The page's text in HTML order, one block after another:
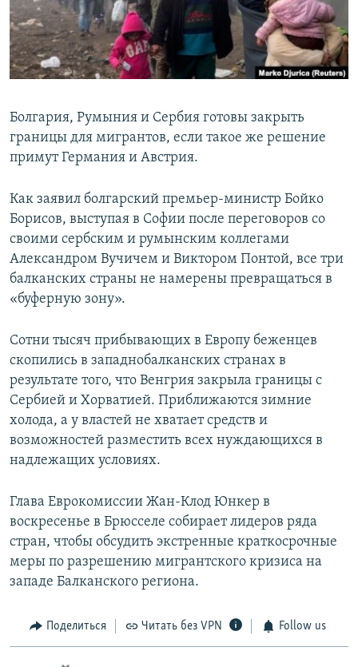
ПОБЕДИТЕЛЕЙ НЕ СУДЯТ?
КРЫМ.НЕПОКОРЕННЫЙ
ELIFBE
ПРИСОЕДИНЯЙТЕСЬ!
Все сайты RFE/RL
Болгария, Румыния и Сербия готовы закрыть
границы для мигрантов, если такое же решение
примут Германия и Австрия.
Как заявил болгарский премьер-министр Бойко
Борисов, выступая в Софии после переговоров со
своими сербским и румынским коллегами
Александром Вучичем и Виктором Понтой, все три
балканских страны не намерены превращаться в
«буферную зону».
Сотни тысяч прибывающих в Европу беженцев
скопились в западнобалканских странах в
результате того, что Венгрия закрыла границы с
Сербией и Хорватией. Приближаются зимние
холода, а у властей не хватает средств и
возможностей разместить всех нуждающихся в
надлежащих условиях.
Глава Еврокомиссии Жан-Клод Юнкер в
воскресенье в Брюсселе собирает лидеров ряда
стран, чтобы обсудить экстренные краткосрочные
меры по разрешению мигрантского кризиса на
западе Балканского региона.
Поделиться Читать без VPN Follow us